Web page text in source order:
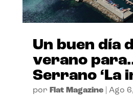
Un buen día
verano
Serrano ‘La
por Flat Magazine| Ago